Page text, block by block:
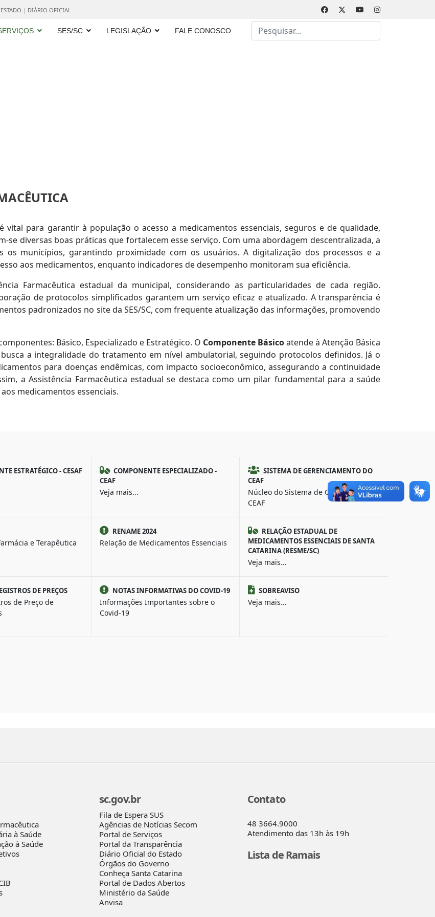
| DIÁRIO OFICIAL
SES/SC LEGISLAÇÃO FALE CONOSCO
Busca
vital para garantir à população o acesso a medicamentos essenciais, seguros e de qualidade,
se diversas boas práticas que fortalecem esse serviço. Com uma abordagem descentralizada, a
os municípios, garantindo proximidade com os usuários. A digitalização dos processos e a
aos medicamentos, enquanto indicadores de desempenho monitoram sua eficiência.
Farmacêutica estadual da municipal, considerando as particularidades de cada região.
de protocolos simplificados garantem um serviço eficaz e atualizado. A transparência é
padronizados no site da SES/SC, com frequente atualização das informações, promovendo
Básico, Especializado e Estratégico. O Componente Básicoatende à Atenção Básica
busca a integralidade do tratamento em nível ambulatorial, seguindo protocolos definidos. Já o
para doenças endêmicas, com impacto socioeconômico, assegurando a continuidade
a Assistência Farmacêutica estadual se destaca como um pilar fundamental para a saúde
medicamentos essenciais.
ESTRATÉGICO - CESAF
COMPONENTE ESPECIALIZADO -
CEAF
Veja mais...
SISTEMA DE GERENCIAMENTO DO
CEAF
Núcleo do Sistema de Gerenciamento
CEAF
e Terapêutica
RENAME 2024
Relação de Medicamentos Essenciais
RELAÇÃO ESTADUAL DE
MEDICAMENTOS ESSENCIAIS DE SANTA
CATARINA (RESME/SC)
Veja mais...
DE PREÇOS
de Preço de
NOTAS INFORMATIVAS DO COVID-19
Informações Importantes sobre o
Covid-19
SOBREAVISO
Veja mais...
à Saúde
à Saúde
sc.gov.br
Fila de Espera SUS
Agências de Notícias Secom
Portal de Serviços
Portal da Transparência
Diário Oficial do Estado
Órgãos do Governo
Conheça Santa Catarina
Portal de Dados Abertos
Ministério da Saúde
Anvisa
Contato
48 3664.9000
Atendimento das 13h às 19h
Lista de Ramais